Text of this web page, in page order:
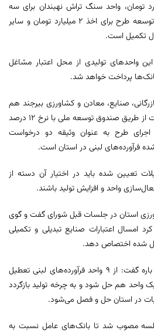
برای ۱۵۴ میلیارد تومان، واحد سنگ تراش نهبندان برای سه
میلیارد تومان، واحد ستره برای توسعه طرح برای اخذ ۲ میلیارد تومان و سایر
تکمیل است.
واحدهای تولیدی از محل اعتبار مشاغل
صنایع، معادن و کشاورزی بیرجند هم
گفت: تامین تسهیلات ارزان‌قیمت از طریق صندوق توسعه ملی با نرخ ۱۲ درصد
طرح به عنوان وثیقه دو درخواست
فرآورده‌های لبنی در استان است.
تعیین شده باید در اختیار آن دسته از
واحد و افزایش تولید باشند.
استان در جلسات قبل شورای گفت و گوی
اعتبارات صنایع تبدیلی و تکمیلی
شده اختصاص دهد.
استاندار خراسان جنوبی در این باره گفت: از ۹ واحد فرآورده‌های لبنی تعطیل
واحد هم حل شود و به چرخه تولید بازگردد
در استان حل و فصل می‌شود.
مصوب شد تا بانک‌های عامل نسبت به